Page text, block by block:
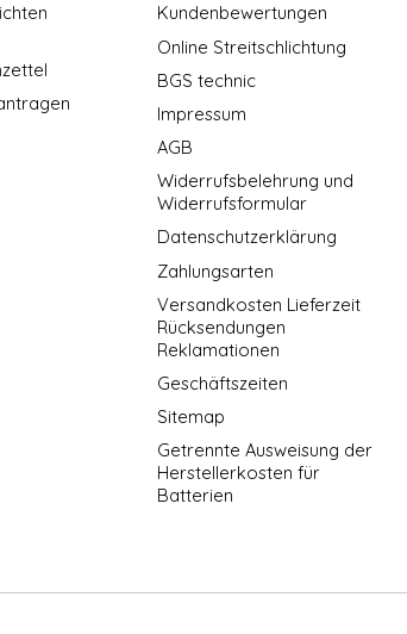
Kundenbewertungen
Online Streitschlichtung
BGS technic
Impressum
AGB
Widerrufsbelehrung und
Widerrufsformular
Datenschutzerklärung
Zahlungsarten
Versandkosten Lieferzeit
Rücksendungen
Reklamationen
Geschäftszeiten
Sitemap
Getrennte Ausweisung der
Herstellerkosten für
Batterien